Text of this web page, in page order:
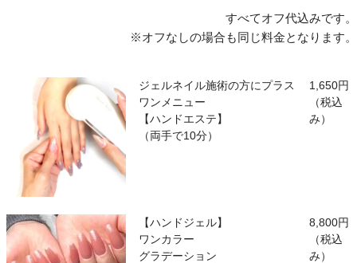
すべてオフ代込みです。
※オフなしの場合も同じ料金となります。
ジェルネイル施術の方にプラス
ワンメニュー
【ハンドエステ】
（両手で10分）
1,650円
（税込
み）
【ハンドジェル】
ワンカラー
グラデーション
8,800円
（税込
み）